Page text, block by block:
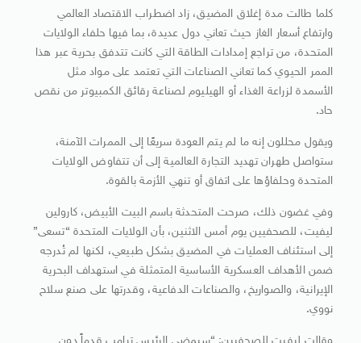
كلما طالت مدة إغلاق المضيق، زاد اضطراب الاقتصاد العالمي
وارتفاع أسعار الغاز حيث تعاني دول عديدة، بما فيها حلفاء الولايات
المتحدة، من تراجع إمدادات الطاقة التي كانت تتدفق بحرية عبر هذا
الممر الحيوي كما تعاني الصناعات التي تعتمد على مواد مثل
الأسمدة لزراعة الغذاء أو الهيليوم لصناعة رقائق الكمبيوتر من نقص
حاد.
ويقول محللون إنه ما لم يتم العودة سريعًا إلى الممرات الآمنة،
ستواصل طهران تهديد التجارة العالمية إلى أن تتفاوض الولايات
المتحدة وحلفاؤها على اتفاق أو تنهي الأزمة بالقوة.
وفي غضون ذلك، صرحت المتحدثة باسم البيت الأبيض، كارولين
ليفيت، للصحفيين يوم أمس الاثنين، بأن الولايات المتحدة “تسعى”
إلى استئناف العمليات في المضيق بشكل طبيعي، لكنها لم تُدرجه
ضمن الأهداف العسكرية الأساسية المتمثلة في استهداف البحرية
الإيرانية، والصواريخ، والصناعات الدفاعية، وقدرتها على صنع سلاح
نووي.